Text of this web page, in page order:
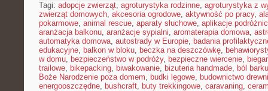
Tagi: adopcje zwierząt, agroturystyka rodzinne, agroturystyka z
zwierząt domowych, akcesoria ogrodowe, aktywność po pracy,
pokarmowe, animal rescue, aparaty słuchowe, aplikacje
aranżacja balkonu, aranżacje sypialni, aromaterapia domowa,
automatyka domowa, autostrady w Europie, badania
edukacyjne, balkon w bloku, beczka na deszczówkę,
w domu, bezpieczeństwo w podróży, bezpieczne wiercenie,
trailowe, bikepacking, biwakowanie, bizuteria handmade, ból barku
Boże Narodzenie poza domem, budki lęgowe, budownictwo
energooszczędne, bushcraft, buty trekkingowe, caravaning,